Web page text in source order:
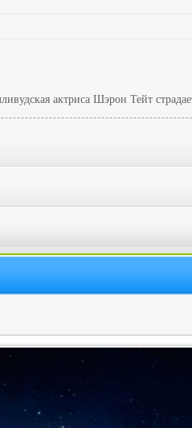
актриса Шэрон Тейт